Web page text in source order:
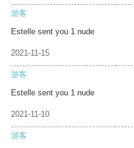
游客
Estelle sent you 1 nude
2021-11-15
游客
Estelle sent you 1 nude
2021-11-10
游客